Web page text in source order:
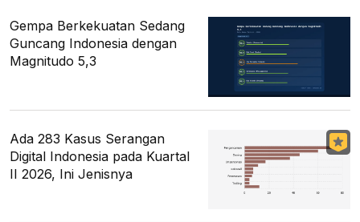
Gempa Berkekuatan Sedang
Guncang Indonesia dengan
Magnitudo 5,3
Ada 283 Kasus Serangan
Digital Indonesia pada Kuartal
II 2026, Ini Jenisnya